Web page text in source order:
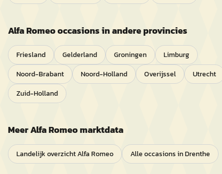
Alfa Romeooccasions in andere provincies
Friesland Gelderland Groningen
Limburg
Noord-Brabant
Noord-Holland Overijssel
Utrecht
Zuid-Holland
MeerAlfa Romeomarktdata
Landelijk overzichtAlfa Romeo Alle occasions inDrenthe